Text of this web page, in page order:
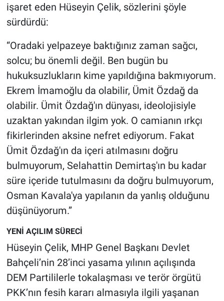
işaret eden Hüseyin Çelik, sözlerini şöyle
sürdürdü:
“Oradaki yelpazeye baktığınız zaman sağcı,
solcu; bu önemli değil. Ben bugün bu
hukuksuzlukların kime yapıldığına bakmıyorum.
Ekrem İmamoğlu da olabilir, Ümit Özdağ da
olabilir. Ümit Özdağ'ın dünyası, ideolojisiyle
uzaktan yakından ilgim yok. O camianın ırkçı
fikirlerinden aksine nefret ediyorum. Fakat
Ümit Özdağ'ın da içeri atılmasını doğru
bulmuyorum, Selahattin Demirtaş'ın bu kadar
süre içeride tutulmasını da doğru bulmuyorum,
Osman Kavala'ya yapılanın da yanlış olduğunu
düşünüyorum.”
YENİ AÇILIM SÜRECİ
Hüseyin Çelik, MHP Genel Başkanı Devlet
Bahçeli’nin 28’inci yasama yılının açılışında
DEM Partililerle tokalaşması ve terör örgütü
PKK’nın fesih kararı almasıyla ilgili yaşanan